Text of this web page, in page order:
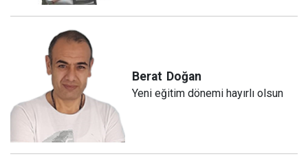
Berat Doğan
Yeni eğitim dönemi hayırlı olsun